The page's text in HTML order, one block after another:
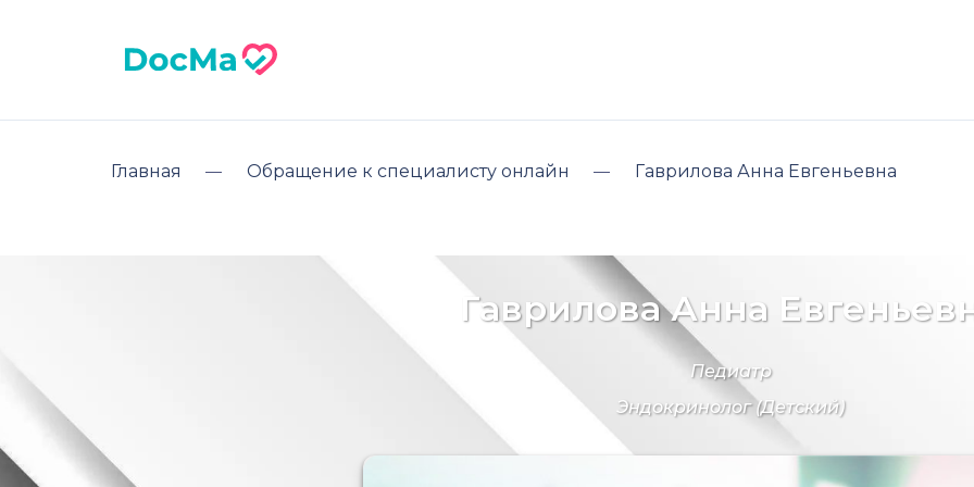
Главная Обращение к специалисту онлайн Гаврилова Анна Евгеньевна
Гаврилова Анна
Педиатр
Эндокринолог(Детский)